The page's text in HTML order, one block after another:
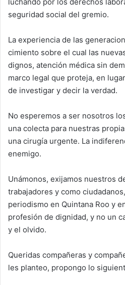
seguridad social del gremio.
La experiencia de las
cimiento sobre el cual las
dignos, atención médica sin
marco legal que proteja, en
de investigar y decir la verdad.
No esperemos a ser nosotros
una colecta para nuestras
una cirugía urgente. La
enemigo.
Unámonos, exijamos nuestros
trabajadores y como
periodismo en Quintana Roo y
profesión de dignidad, y no un
y el olvido.
Queridas compañeras y
les planteo, propongo lo